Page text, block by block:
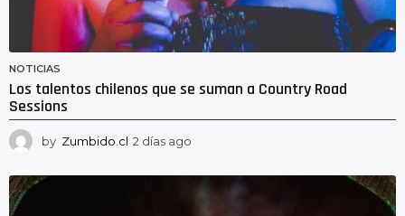
NOTICIAS
Los talentos chilenos que se suman a Country Road
Sessions
by Zumbido.cl 2 días ago
í